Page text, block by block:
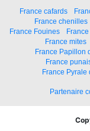
France cafards
France chenilles
France Fouines
France mites
France Papillon
France
France Pyrale
Partenaire